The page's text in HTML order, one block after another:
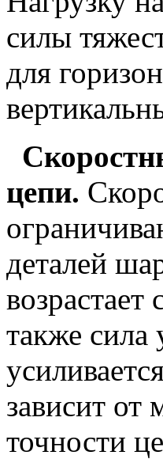
силы
для
цепи.
деталей
также сила
зависит от
точности